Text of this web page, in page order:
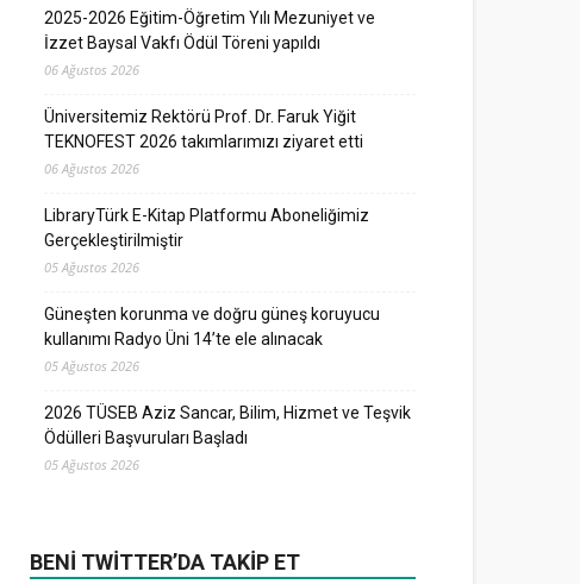
2025-2026 Eğitim-Öğretim Yılı Mezuniyet ve
İzzet Baysal Vakfı Ödül Töreni yapıldı
06 Ağustos 2026
Üniversitemiz Rektörü Prof. Dr. Faruk Yiğit
TEKNOFEST 2026 takımlarımızı ziyaret etti
06 Ağustos 2026
LibraryTürk E-Kitap Platformu Aboneliğimiz
Gerçekleştirilmiştir
05 Ağustos 2026
Güneşten korunma ve doğru güneş koruyucu
kullanımı Radyo Üni 14’te ele alınacak
05 Ağustos 2026
2026 TÜSEB Aziz Sancar, Bilim, Hizmet ve Teşvik
Ödülleri Başvuruları Başladı
05 Ağustos 2026
BENI TWITTER’DA TAKIP ET